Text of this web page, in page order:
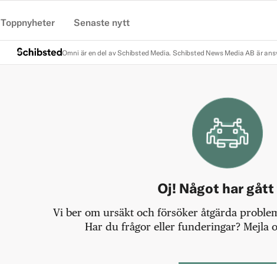
Toppnyheter Senaste nytt
Omni är en del av Schibsted Media. Schibsted News Media AB är
Oj! Något har gått
Vi ber om ursäkt och försöker åtgärda
Har du frågor eller funderingar? Mejla